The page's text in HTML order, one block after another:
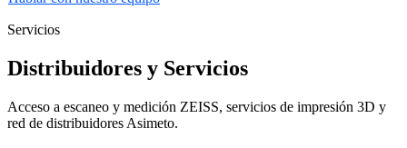
Servicios
Distribuidores y Servicios
Acceso a escaneo y medición ZEISS, servicios de impresión 3D y
red de distribuidores Asimeto.